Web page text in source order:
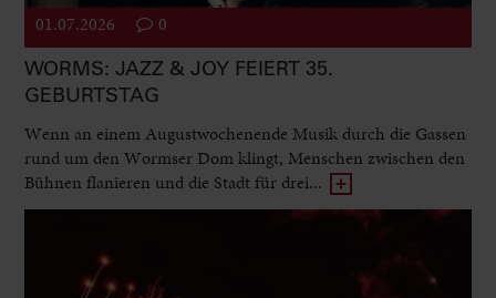
01.07.2026 0
WORMS: JAZZ & JOY FEIERT 35.
GEBURTSTAG
Wenn an einem Augustwochenende Musik durch die Gassen
rund um den Wormser Dom klingt, Menschen zwischen den
Bühnen flanieren und die Stadt für drei...